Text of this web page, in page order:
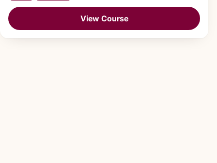
View Course